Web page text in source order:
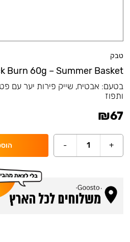
טבק
Burn 60g – Summer Basket
בטעם: אבטיח, שייק פירות יער עם
ותפוז
₪67
+
1
-